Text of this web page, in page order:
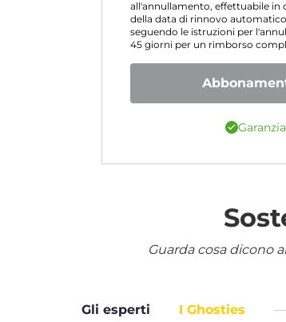
all'annullamento, effettuabile in
della data di rinnovo
seguendo le istruzioni per
45 giorni per un rimborso
Guarda cosa dicono
Gli esperti I Ghosties